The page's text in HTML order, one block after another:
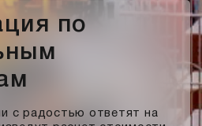
по
с радостью ответят на